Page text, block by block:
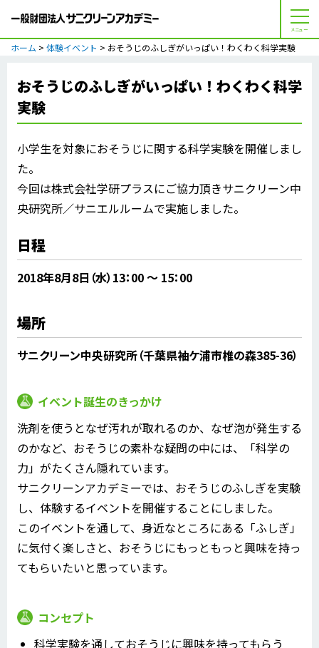
メニュー
ホーム > 体験イベント > おそうじのふしぎがいっぱい！わくわく科学実験
おそうじのふしぎがいっぱい！わくわく科学
実験
小学生を対象におそうじに関する科学実験を開催しまし
た。
今回は株式会社学研プラスにご協力頂きサニクリーン中
央研究所／サニエルルームで実施しました。
日程
2018年8月8日（水）13：00 〜 15：00
場所
サニクリーン中央研究所（千葉県袖ケ浦市椎の森385-36）
イベント誕生のきっかけ
洗剤を使うとなぜ汚れが取れるのか、なぜ泡が発生する
のかなど、おそうじの素朴な疑問の中には、「科学の
力」がたくさん隠れています。
サニクリーンアカデミーでは、おそうじのふしぎを実験
し、体験するイベントを開催することにしました。
このイベントを通して、身近なところにある「ふしぎ」
に気付く楽しさと、おそうじにもっともっと興味を持っ
てもらいたいと思っています。
コンセプト
科学実験を通しておそうじに興味を持ってもらう